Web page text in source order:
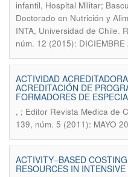
infantil, Hospital Militar;
Doctorado en Nutrición y
INTA, Universidad de Chile.
núm. 12 (2015): DICIEMBRE
ACTIVIDAD
ACREDITACIÓN DE
FORMADORES DE
, ; Editor Revista Medica de
139, núm. 5 (2011): MAYO
ACTIVITY–BASED
RESOURCES IN